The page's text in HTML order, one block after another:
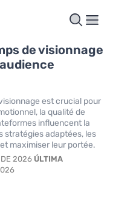
de visionnage
est crucial pour
la qualité de
influencent la
stratégies adaptées, les
maximiser leur portée.
DE 2026 ÚLTIMA